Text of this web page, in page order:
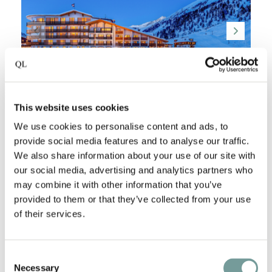
This website uses cookies
We use cookies to personalise content and ads, to
provide social media features and to analyse our traffic.
We also share information about your use of our site with
our social media, advertising and analytics partners who
may combine it with other information that you’ve
provided to them or that they’ve collected from your use
of their services.
Necessary
HOCHFIRST THE LUXURY
MOUNTAIN RESORT
Obergurgl,Oostenrijk
Op bijna 2.000 meter hoogte, direct aan de
piste van Obergurgl, ligt HOCHFIRST The